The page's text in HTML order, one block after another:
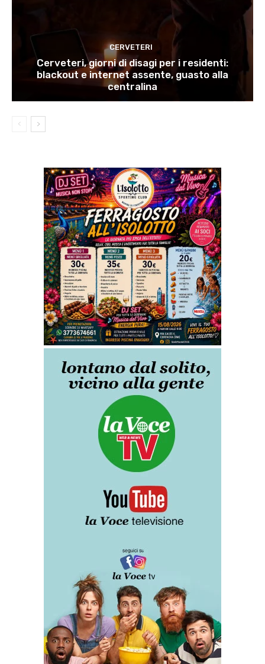
CERVETERI
Cerveteri, giorni di disagi per i residenti:
blackout e internet assente, guasto alla
centralina